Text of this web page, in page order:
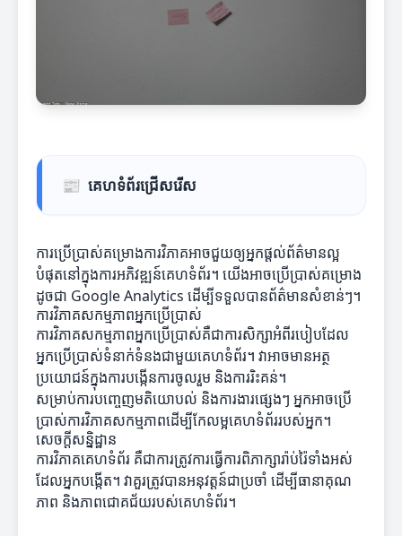
📰 គេហទំព័រជ្រើសរើស
ការប្រើប្រាស់គម្រោងការវិភាគអាចជួយឲ្យអ្នកផ្តល់ព័ត៌មានល្អ
បំផុតនៅក្នុងការអភិវឌ្ឍន៍គេហទំព័រ។ យើងអាចប្រើប្រាស់គម្រោង
ដូចជា Google Analytics ដើម្បីទទួលបានព័ត៌មានសំខាន់ៗ។
ការវិភាគសកម្មភាពអ្នកប្រើប្រាស់
ការវិភាគសកម្មភាពអ្នកប្រើប្រាស់គឺជាការសិក្សាអំពីរបៀបដែល
អ្នកប្រើប្រាស់ទំនាក់ទំនងជាមួយគេហទំព័រ។ វាអាចមានអត្ថ
ប្រយោជន៍ក្នុងការបង្កើនការចូលរួម និងការរិះគន់។
សម្រាប់ការបញ្ចេញមតិយោបល់ និងការងារផ្សេងៗ អ្នកអាចប្រើ
ប្រាស់ការវិភាគសកម្មភាពដើម្បីកែលម្អគេហទំព័ររបស់អ្នក។
សេចក្ដីសន្និដ្ឋាន
ការវិភាគគេហទំព័រ គឺជាការត្រូវការធ្វើការពិភាក្សារ៉ាប់រ៉ៃទាំងអស់
ដែលអ្នកបង្កើត។ វាគួរត្រូវបានអនុវត្តន៍ជាប្រចាំ ដើម្បីធានាគុណ
ភាព និងភាពជោគជ័យរបស់គេហទំព័រ។